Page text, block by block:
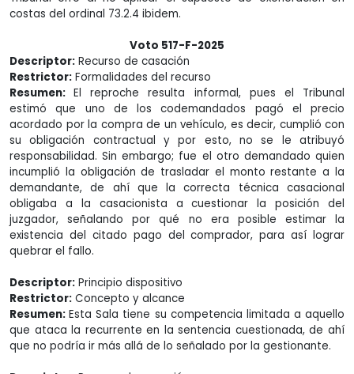
costas del ordinal 73.2.4 ibidem.
Voto 517-F-2025
Descriptor: Recurso de casación
Restrictor: Formalidades del recurso
Resumen:El reproche resulta informal, pues el Tribunal
estimó que uno de los codemandados pagó el precio
acordado por la compra de un vehículo, es decir, cumplió con
su obligación contractual y por esto, no se le atribuyó
responsabilidad. Sin embargo; fue el otro demandado quien
incumplió la obligación de trasladar el monto restante a la
demandante, de ahí que la correcta técnica casacional
obligaba a la casacionista a cuestionar la posición del
juzgador, señalando por qué no era posible estimar la
existencia del citado pago del comprador, para así lograr
quebrar el fallo.
Descriptor: Principio dispositivo
Restrictor: Concepto y alcance
Resumen:Esta Sala tiene su competencia limitada a aquello
que ataca la recurrente en la sentencia cuestionada, de ahí
que no podría ir más allá de lo señalado por la gestionante.